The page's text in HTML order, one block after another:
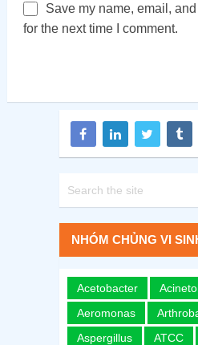
Save my name, email,
for the next time I comment.
NHÓM CHỦNG VI
Acetobacter
Aeromonas
Aspergillus
ATCC